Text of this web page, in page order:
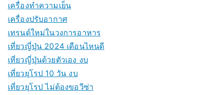
เครื่องทำความเย็น
เครื่องปรับอากาศ
เทรนด์ใหม่ในวงการอาหาร
เที่ยวญี่ปุ่น 2024 เดือนไหนดี
เที่ยวญี่ปุ่นด้วยตัวเอง งบ
เที่ยวยุโรป 10 วัน งบ
เที่ยวยุโรป ไม่ต้องขอวีซ่า